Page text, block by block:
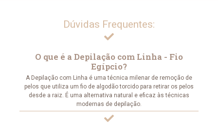
Dúvidas Frequentes:
O que é a Depilação com Linha - Fio
Egípcio?
A Depilação com Linha é uma técnica milenar de remoção de
pelos que utiliza um fio de algodão torcido para retirar os pelos
desde a raiz. É uma alternativa natural e eficaz às técnicas
modernas de depilação.